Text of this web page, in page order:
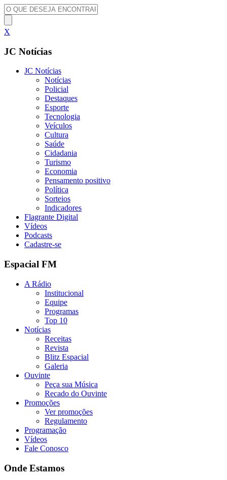
X
JC Notícias
JC Notícias
Notícias
Policial
Destaques
Esporte
Tecnologia
Veículos
Cultura
Saúde
Cidadania
Turismo
Economia
Pensamento positivo
Política
Sorteios
Indicadores
Flagrante Digital
Vídeos
Podcasts
Cadastre-se
Espacial FM
A Rádio
Institucional
Equipe
Programas
Top 10
Notícias
Receitas
Revista
Blitz Espacial
Galeria
Ouvinte
Peça sua Música
Recado do Ouvinte
Promoções
Ver promoções
Regulamento
Programação
Vídeos
Fale Conosco
Onde Estamos